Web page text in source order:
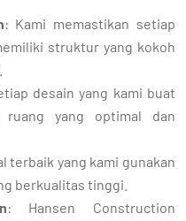
: Kami memastikan setiap
struktur yang kokoh
desain yang kami buat
ruang yang optimal dan
terbaik yang kami gunakan
berkualitas tinggi.
: Hansen Construction